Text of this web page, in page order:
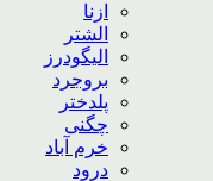
ازنا
الشتر
الیگودرز
بروجرد
پلدختر
چگنی
خرم آباد
درود